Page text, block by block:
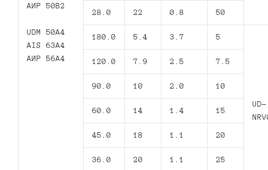
АИР 50В2
UDM 50A4
AIS 63A4
АИР 56А4
28.0 22 0.8 50
180.0 5.4 3.7 5
UD-
120.0 7.9 2.5 7.5
90.0 10 2.0 10
60.0 14 1.4 15
45.0 18 1.1 20
36.0 20 1.1 25